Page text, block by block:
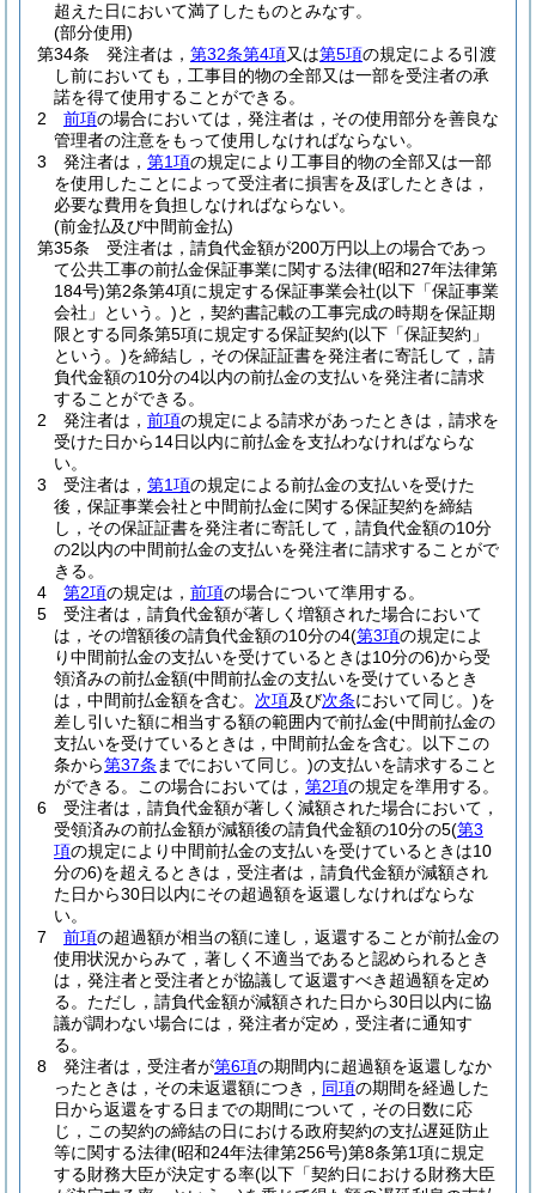
超えた日において満了したものとみなす。
(部分使用)
第34条
発注者は， 第32条第4項又は第5項の規定による引渡
し前においても，工事目的物の全部又は一部を受注者の承
諾を得て使用することができる。
2
前項の場合においては，発注者は，その使用部分を善良な
管理者の注意をもって使用しなければならない。
3
発注者は， 第1項の規定により工事目的物の全部又は一部
を使用したことによって受注者に損害を及ぼしたときは，
必要な費用を負担しなければならない。
(前金払及び中間前金払)
第35条
受注者は，請負代金額が200万円以上の場合であっ
て公共工事の前払金保証事業に関する法律(昭和27年法律第
184号)第2条第4項に規定する保証事業会社(以下「保証事業
会社」という。)と，契約書記載の工事完成の時期を保証期
限とする同条第5項に規定する保証契約(以下「保証契約」
という。)を締結し，その保証証書を発注者に寄託して，請
負代金額の10分の4以内の前払金の支払いを発注者に請求
することができる。
2
発注者は， 前項の規定による請求があったときは，請求を
受けた日から14日以内に前払金を支払わなければならな
い。
3
受注者は， 第1項の規定による前払金の支払いを受けた
後，保証事業会社と中間前払金に関する保証契約を締結
し，その保証証書を発注者に寄託して，請負代金額の10分
の2以内の中間前払金の支払いを発注者に請求することがで
きる。
4
第2項の規定は， 前項の場合について準用する。
5
受注者は，請負代金額が著しく増額された場合において
は，その増額後の請負代金額の10分の4(第3項の規定によ
り中間前払金の支払いを受けているときは10分の6)から受
領済みの前払金額(中間前払金の支払いを受けているとき
は，中間前払金額を含む。 次項及び次条において同じ。)を
差し引いた額に相当する額の範囲内で前払金(中間前払金の
支払いを受けているときは，中間前払金を含む。以下この
条から第37条 までにおいて同じ。)の支払いを請求すること
ができる。
この場合においては， 第2項の規定を準用する。
6
受注者は，請負代金額が著しく減額された場合において，
受領済みの前払金額が減額後の請負代金額の10分の5(第3
項の規定により中間前払金の支払いを受けているときは10
分の6)を超えるときは，受注者は，請負代金額が減額され
た日から30日以内にその超過額を返還しなければならな
い。
7
前項の超過額が相当の額に達し，返還することが前払金の
使用状況からみて，著しく不適当であると認められるとき
は，発注者と受注者とが協議して返還すべき超過額を定め
る。 ただし，請負代金額が減額された日から30日以内に協
議が調わない場合には，発注者が定め，受注者に通知す
る。
8
発注者は，受注者が第6項の期間内に超過額を返還しなか
ったときは，その未返還額につき， 同項の期間を経過した
日から返還をする日までの期間について，その日数に応
じ，この契約の締結の日における政府契約の支払遅延防止
等に関する法律(昭和24年法律第256号)第8条第1項に規定
する財務大臣が決定する率(以下「契約日における財務大臣